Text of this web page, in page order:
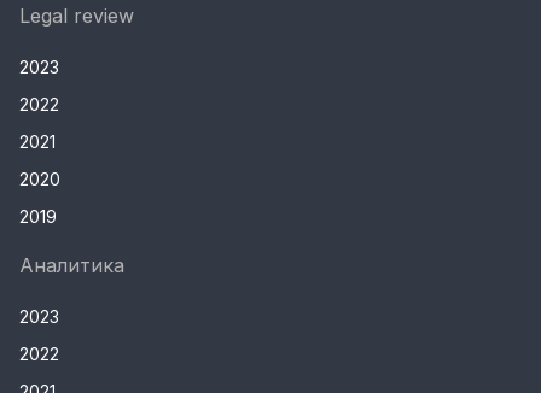
Legal review
2023
2022
2021
2020
2019
Аналитика
2023
2022